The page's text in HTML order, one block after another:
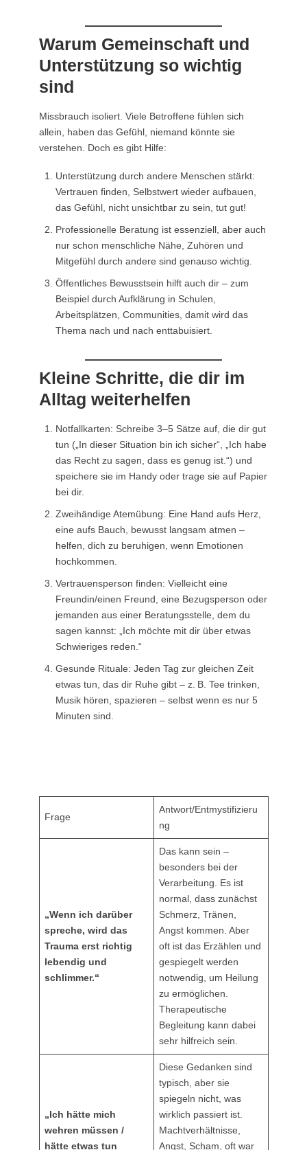
Warum Gemeinschaft und
Unterstützung so wichtig
sind
Missbrauch isoliert. Viele Betroffene fühlen sich
allein, haben das Gefühl, niemand könnte sie
verstehen. Doch es gibt Hilfe:
Unterstützung durch andere Menschen stärkt:
Vertrauen finden, Selbstwert wieder aufbauen,
das Gefühl, nicht unsichtbar zu sein, tut gut!
Professionelle Beratung ist essenziell, aber auch
nur schon menschliche Nähe, Zuhören und
Mitgefühl durch andere sind genauso wichtig.
Öffentliches Bewusstsein hilft auch dir – zum
Beispiel durch Aufklärung in Schulen,
Arbeitsplätzen, Communities, damit wird das
Thema nach und nach enttabuisiert.
Kleine Schritte, die dir im
Alltag weiterhelfen
Notfallkarten: Schreibe 3–5 Sätze auf, die dir gut
tun („In dieser Situation bin ich sicher“, „Ich habe
das Recht zu sagen, dass es genug ist.“) und
speichere sie im Handy oder trage sie auf Papier
bei dir.
Zweihändige Atemübung: Eine Hand aufs Herz,
eine aufs Bauch, bewusst langsam atmen –
helfen, dich zu beruhigen, wenn Emotionen
hochkommen.
Vertrauensperson finden: Vielleicht eine
Freundin/einen Freund, eine Bezugsperson oder
jemanden aus einer Beratungsstelle, dem du
sagen kannst: „Ich möchte mit dir über etwas
Schwieriges reden.“
Gesunde Rituale: Jeden Tag zur gleichen Zeit
etwas tun, das dir Ruhe gibt – z. B. Tee trinken,
Musik hören, spazieren – selbst wenn es nur 5
Minuten sind.
Frage
Antwort/Entmystifizieru
ng
„Wenn ich darüber
spreche, wird das
Trauma erst richtig
lebendig und
schlimmer.“
Das kann sein –
besonders bei der
Verarbeitung. Es ist
normal, dass zunächst
Schmerz, Tränen,
Angst kommen. Aber
oft ist das Erzählen und
gespiegelt werden
notwendig, um Heilung
zu ermöglichen.
Therapeutische
Begleitung kann dabei
sehr hilfreich sein.
„Ich hätte mich
wehren müssen /
hätte etwas tun
Diese Gedanken sind
typisch, aber sie
spiegeln nicht, was
wirklich passiert ist.
Machtverhältnisse,
Angst, Scham, oft war